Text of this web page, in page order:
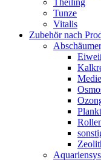
Tunze
Vitalis
Zubehör nach